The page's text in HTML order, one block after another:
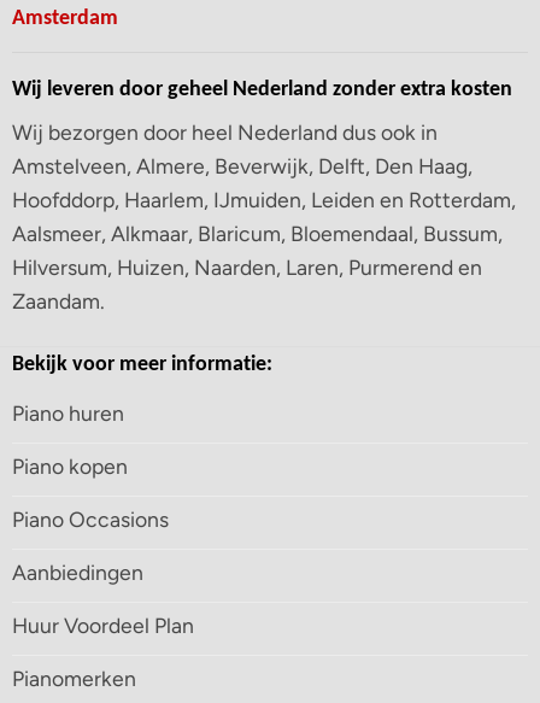
Amsterdam
Wij leveren door geheel Nederland zonder extra kosten
Wij bezorgen door heel Nederland dus ook in
Amstelveen, Almere, Beverwijk, Delft, Den Haag,
Hoofddorp, Haarlem, IJmuiden, Leiden en Rotterdam,
Aalsmeer, Alkmaar, Blaricum, Bloemendaal, Bussum,
Hilversum, Huizen, Naarden, Laren, Purmerend en
Zaandam.
Bekijk voor meer informatie:
Piano huren
Piano kopen
Piano Occasions
Aanbiedingen
Huur Voordeel Plan
Pianomerken